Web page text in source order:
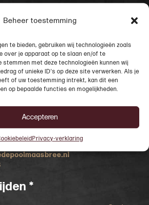
Beheer toestemming
te bieden, gebruiken wij technologieën zoals
over je apparaat op te slaan en/of te
stemmen met deze technologieën kunnen wij
of unieke ID's op deze site verwerken. Als je
of uw toestemming intrekt, kan dit een
op bepaalde functies en mogelijkheden.
Accepteren
Privacy-verklaring
adresgegevens
B.V.
*